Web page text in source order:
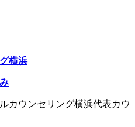
横浜
カウンセリング横浜代表カウ